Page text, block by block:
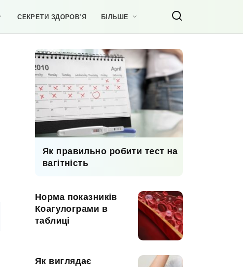
СЕКРЕТИ ЗДОРОВ’Я БІЛЬШЕ
Як правильно робити тест на
вагітність
Норма показників
Коагулограми в
таблиці
Як виглядає